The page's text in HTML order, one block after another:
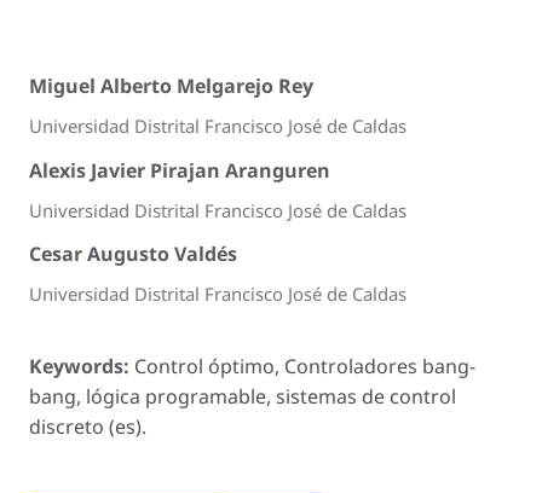
Miguel Alberto Melgarejo Rey
Universidad Distrital Francisco José de Caldas
Alexis Javier Pirajan Aranguren
Universidad Distrital Francisco José de Caldas
Cesar Augusto Valdés
Universidad Distrital Francisco José de Caldas
Keywords: Control óptimo, Controladores bang-
bang, lógica programable, sistemas de control
discreto (es).